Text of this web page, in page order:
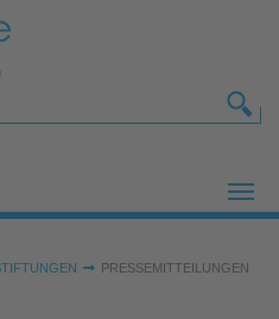
PRESSEMITTEILUNGEN